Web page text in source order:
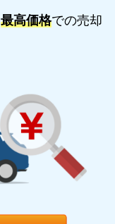
最高価格での売却